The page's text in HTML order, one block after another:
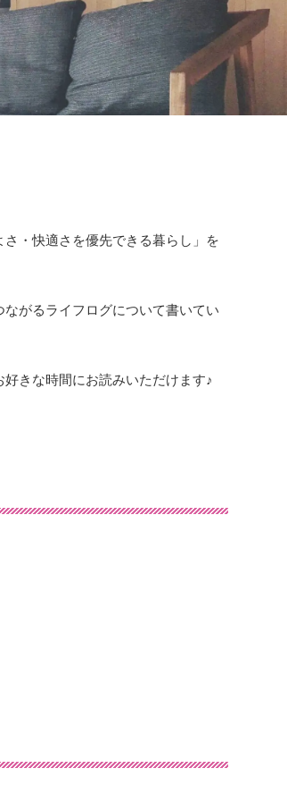
さ・快適さを優先できる暮らし」を
がるライフログについて書いてい
きな時間にお読みいただけます♪